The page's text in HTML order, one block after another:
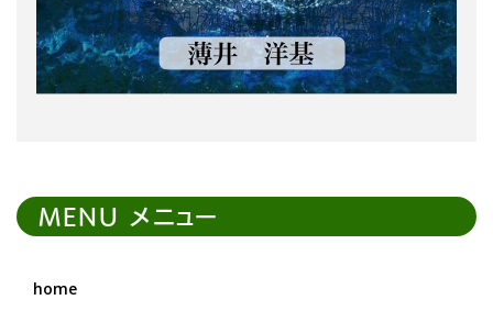
MENU メニュー
home